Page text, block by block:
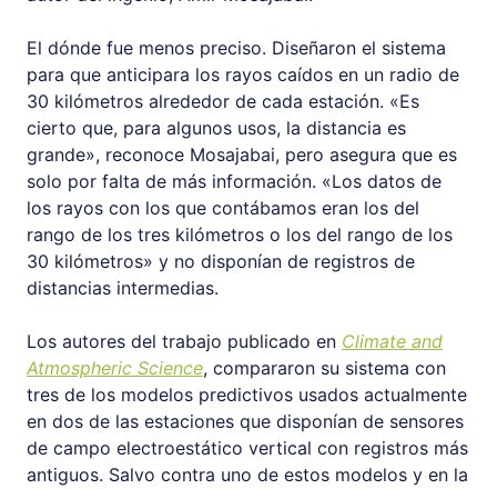
El dónde fue menos preciso. Diseñaron el sistema
para que anticipara los rayos caídos en un radio de
30 kilómetros alrededor de cada estación. «Es
cierto que, para algunos usos, la distancia es
grande», reconoce Mosajabai, pero asegura que es
solo por falta de más información. «Los datos de
los rayos con los que contábamos eran los del
rango de los tres kilómetros o los del rango de los
30 kilómetros» y no disponían de registros de
distancias intermedias.
Los autores del trabajo publicado en Climate and
Atmospheric Science, compararon su sistema con
tres de los modelos predictivos usados actualmente
en dos de las estaciones que disponían de sensores
de campo electroestático vertical con registros más
antiguos. Salvo contra uno de estos modelos y en la